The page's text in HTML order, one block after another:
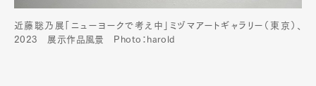
近藤聡乃展「ニューヨークで考え中」ミヅマアートギャラリー（東京）、
2023 展示作品風景 Photo：harold